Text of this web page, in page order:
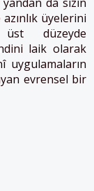
üyelerini
düzeyde
laik olarak
uygulamaların
evrensel bir